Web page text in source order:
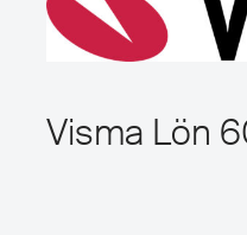
Visma Lön